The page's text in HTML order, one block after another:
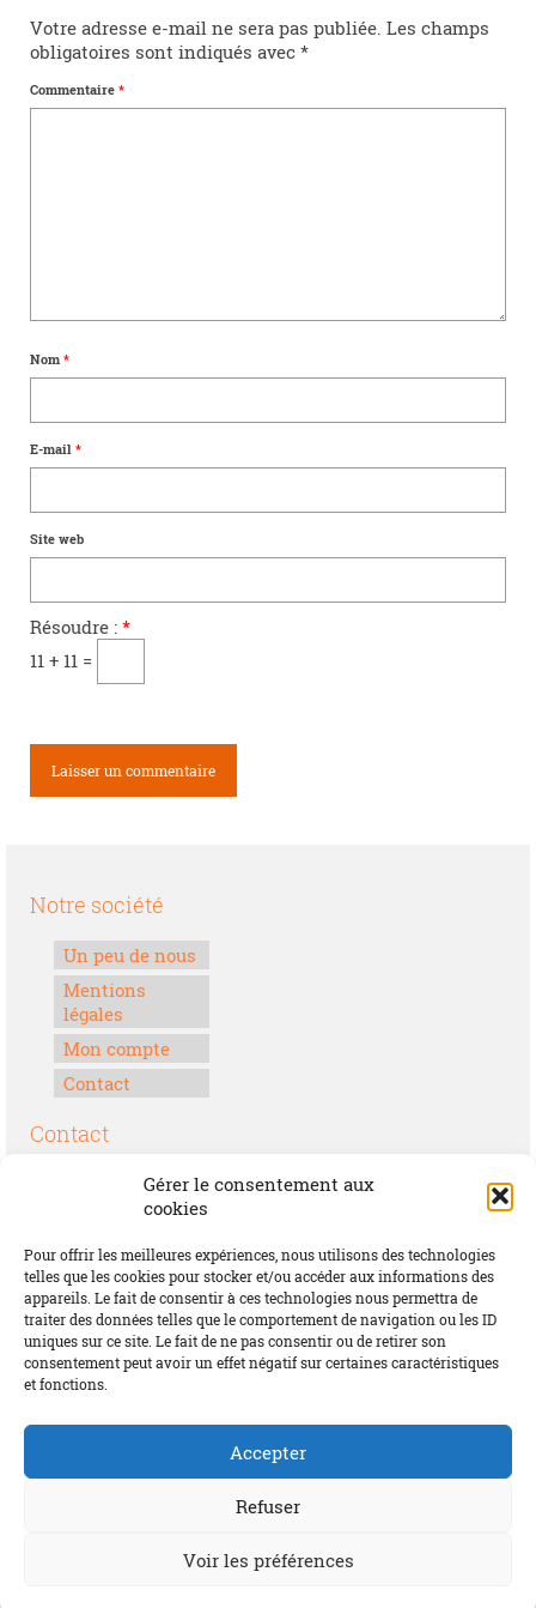
Gérer le consentement aux
cookies
Pour offrir les meilleures expériences, nous utilisons des technologies
telles que les cookies pour stocker et/ou accéder aux informations des
appareils. Le fait de consentir à ces technologies nous permettra de
traiter des données telles que le comportement de navigation ou les ID
uniques sur ce site. Le fait de ne pas consentir ou de retirer son
consentement peut avoir un effet négatif sur certaines caractéristiques
et fonctions.
Accepter
Refuser
Voir les préférences
Votre adresse e-mail ne sera pas publiée. Les champs
obligatoires sont indiqués avec *
Commentaire *
Nom *
E-mail *
Site web
Résoudre : *
11 + 11 =
Notre société
Un peu de nous
Mentions
légales
Mon compte
Contact
Contact
Boulevard Félix Houphouët-Boigny
contact@offrirdubonheur.com
Blog
© 2026 Offrir du Bonheur by MIFA